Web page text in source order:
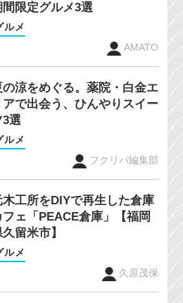
間限定グルメ3選
ルメ
AMATO
の涼をめぐる。薬院・白金エ
アで出会う、ひんやりスイー
3選
ルメ
フクリパ編集部
木工所をDIYで再生した倉庫
フェ「PEACE倉庫」【福岡
留米市】
ルメ
久原茂保